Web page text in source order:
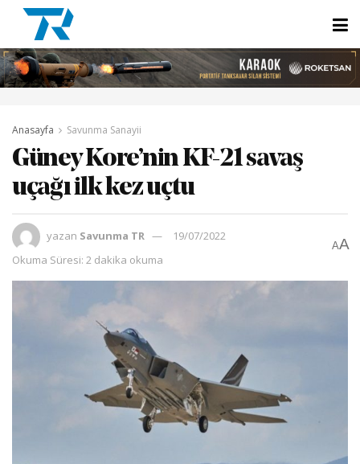
Anasayfa Savunma Sanayii
Güney Kore’nin KF-21 savaş
uçağı ilk kez uçtu
yazan Savunma TR
19/07/2022
Okuma Süresi: 2 dakika okuma
AA